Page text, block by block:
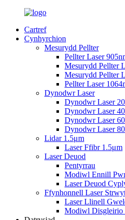
Cartref
Cynhyrchion
Mesurydd Pellter
Pellter Laser
Mesurydd Pellter
Mesurydd Pellter
Pellter Laser
Dynodwr Laser
Dynodwr Laser
Dynodwr Laser
Dynodwr Laser
Dynodwr Laser
Lidar 1.5μm
Laser Ffibr 1.5μm
Laser Deuod
Pentyrrau
Modiwl Ennill
Laser Deuod
Ffynhonnell Laser
Laser Llinell
Modiwl Disgleirio